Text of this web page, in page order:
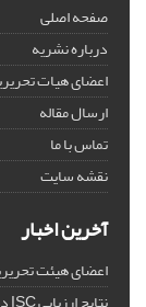
صفحه اصلی
درباره نشریه
اعضای هیات
ارسال مقاله
تماس با ما
نقشه سایت
آخرین اخبار
اعضای هیئت